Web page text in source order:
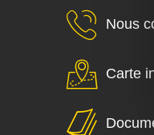
Nous
Carte